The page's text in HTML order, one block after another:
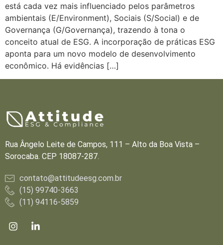
está cada vez mais influenciado pelos parâmetros
ambientais (E/Environment), Sociais (S/Social) e de
Governança (G/Governança), trazendo à tona o
conceito atual de ESG. A incorporação de práticas ESG
aponta para um novo modelo de desenvolvimento
econômico. Há evidências […]
Rua Ângelo Leite de Campos, 111 – Alto da Boa Vista –
Sorocaba. CEP 18087-287.
contato@attitudeesg.com.br
(15) 99740-3663
(11) 94116-5859